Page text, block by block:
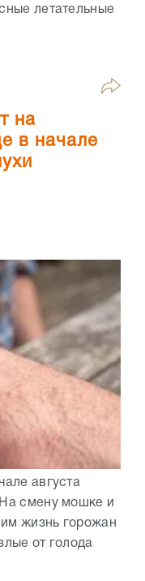
летательные
на
в начале
августа
смену мошке и
жизнь горожан
от голода